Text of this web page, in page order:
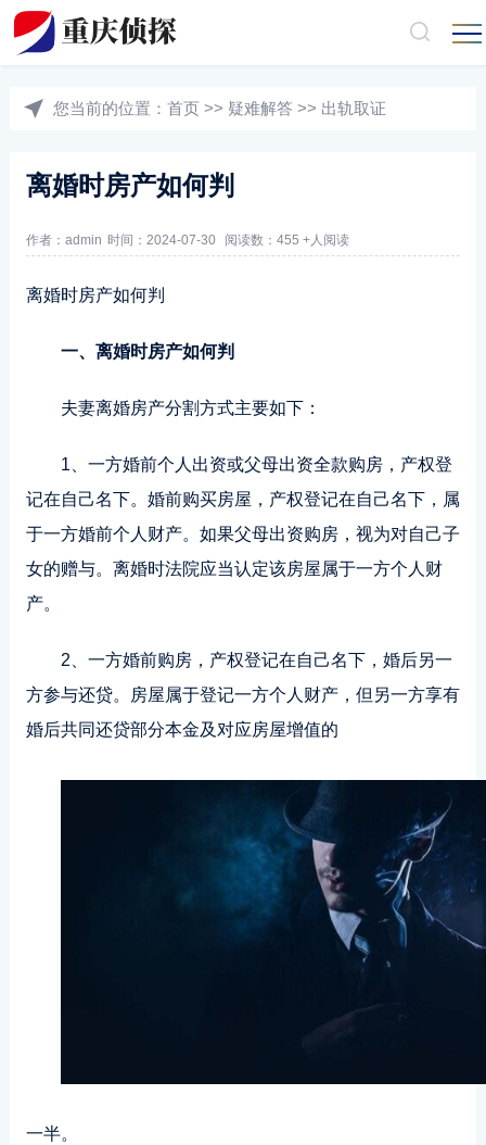
您当前的位置： 首页 >> 疑难解答 >> 出轨取证
离婚时房产如何判
作者：admin 时间：2024-07-30 阅读数：455 +人阅读
离婚时房产如何判
一、离婚时房产如何判
夫妻离婚房产分割方式主要如下：
1、一方婚前个人出资或父母出资全款购房，产权登
记在自己名下。婚前购买房屋，产权登记在自己名下，属
于一方婚前个人财产。如果父母出资购房，视为对自己子
女的赠与。离婚时法院应当认定该房屋属于一方个人财
产。
2、一方婚前购房，产权登记在自己名下，婚后另一
方参与还贷。房屋属于登记一方个人财产，但另一方享有
婚后共同还贷部分本金及对应房屋增值的
一半。